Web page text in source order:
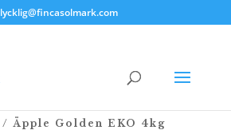
lycklig@fincasolmark.com
/ Äpple Golden EKO 4kg